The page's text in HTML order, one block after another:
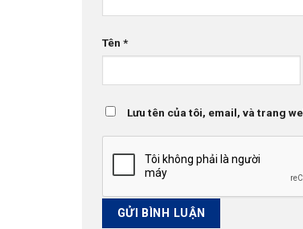
Tên *
Lưu tên của tôi, email, và trang